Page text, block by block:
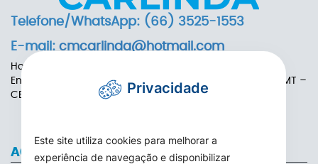
Telefone/WhatsApp: (66) 3525-1553
E-mail: cmcarlinda@hotmail.com
Horário de Funcionamento: das 7h às 13h
Endereço: Rua das Adálias, nº 646, Centro de Carlinda-MT –
CEP: 78587-000
ACESSO AO WEBMAIL
Privacidade
Este site utiliza cookies para melhorar a
experiência de navegação e disponibilizar